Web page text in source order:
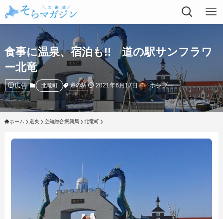
食事に温泉、宿泊も!! 道の駅サンフラワ
ー北竜
広告 北竜町 道の駅 2021年6月17日 ホシブー
ホーム 道央 空知総合振興局 北竜町